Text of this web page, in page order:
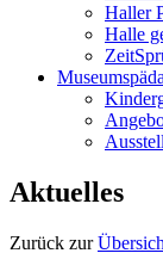
Haller
Halle
Aktuelles
Zurück zur